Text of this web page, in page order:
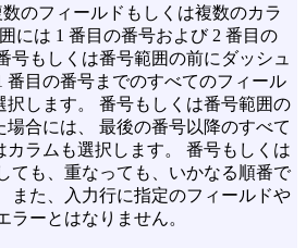
のフィールドもしくは複数のカラ
には 1 番目の番号および 2 番目の
号もしくは番号範囲の前にダッシュ
番目の番号までのすべてのフィール
択します。 番号もしくは番号範囲の
合には、 最後の番号以降のすべて
カラムも選択します。 番号もしくは
ても、重なっても、いかなる順番で
また、入力行に指定のフィールドや
ラーとはなりません。